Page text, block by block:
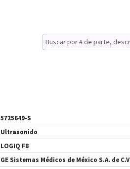
5725649-S
Ultrasonido
LOGIQ F8
GE Sistemas Médicos de México S.A. de C.V